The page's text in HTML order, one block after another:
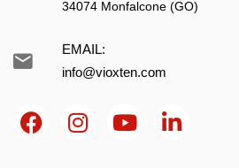
34074 Monfalcone (GO)
EMAIL:
info@vioxten.com